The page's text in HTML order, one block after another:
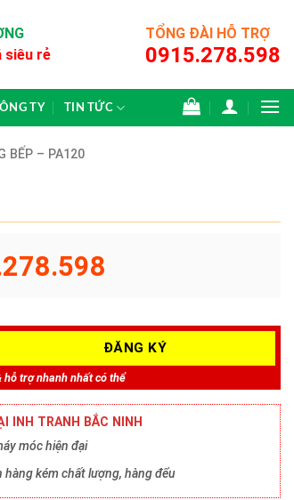
siêu rẻ
TỔNG ĐÀI HỖ TRỢ
0915.278.598
TY TIN TỨC
BẾP – PA120
hỗ trợ nhanh nhất có thể
INH TRANH BẮC NINH
móc hiện đại
hàng kém chất lượng, hàng đểu